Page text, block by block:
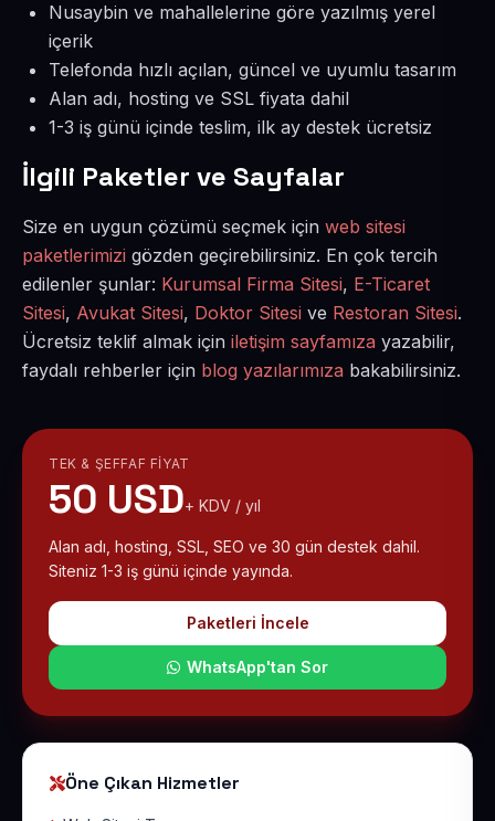
Nusaybin ve mahallelerine göre yazılmış yerel
içerik
Telefonda hızlı açılan, güncel ve uyumlu tasarım
Alan adı, hosting ve SSL fiyata dahil
1-3 iş günü içinde teslim, ilk ay destek ücretsiz
İlgili Paketler ve Sayfalar
Size en uygun çözümü seçmek için web sitesi
paketlerimizi gözden geçirebilirsiniz. En çok tercih
edilenler şunlar: Kurumsal Firma Sitesi, E-Ticaret
Sitesi, Avukat Sitesi, Doktor Sitesi ve Restoran Sitesi.
Ücretsiz teklif almak için iletişim sayfamıza yazabilir,
faydalı rehberler için blog yazılarımıza bakabilirsiniz.
TEK & ŞEFFAF FIYAT
50 USD+ KDV / yıl
Alan adı, hosting, SSL, SEO ve 30 gün destek dahil.
Siteniz 1-3 iş günü içinde yayında.
Paketleri İncele
WhatsApp'tan Sor
Öne Çıkan Hizmetler